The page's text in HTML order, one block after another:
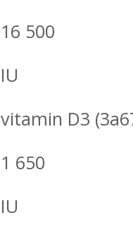
16 500
IU
vitamin D3
1 650
IU